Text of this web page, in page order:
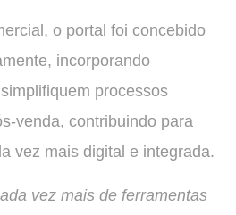
o portal foi concebido
incorporando
processos
venda, contribuindo para
vez mais digital e integrada.
vez mais de ferramentas